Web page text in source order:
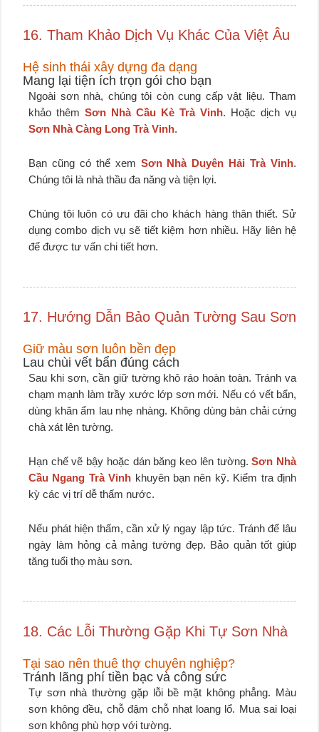
16. Tham Khảo Dịch Vụ Khác Của Việt Âu
Hệ sinh thái xây dựng đa dạng
Mang lại tiện ích trọn gói cho bạn
Ngoài sơn nhà, chúng tôi còn cung cấp vật liệu. Tham
khảo thêm Sơn Nhà Cầu Kè Trà Vinh. Hoặc dịch vụ
Sơn Nhà Càng Long Trà Vinh.
Bạn cũng có thể xem Sơn Nhà Duyên Hải Trà Vinh.
Chúng tôi là nhà thầu đa năng và tiện lợi.
Chúng tôi luôn có ưu đãi cho khách hàng thân thiết. Sử
dụng combo dịch vụ sẽ tiết kiệm hơn nhiều. Hãy liên hệ
để được tư vấn chi tiết hơn.
17. Hướng Dẫn Bảo Quản Tường Sau Sơn
Giữ màu sơn luôn bền đẹp
Lau chùi vết bẩn đúng cách
Sau khi sơn, cần giữ tường khô ráo hoàn toàn. Tránh va
chạm mạnh làm trầy xước lớp sơn mới. Nếu có vết bẩn,
dùng khăn ẩm lau nhẹ nhàng. Không dùng bàn chải cứng
chà xát lên tường.
Hạn chế vẽ bậy hoặc dán băng keo lên tường.Sơn Nhà
Cầu Ngang Trà Vinh khuyên bạn nên kỹ. Kiểm tra định
kỳ các vị trí dễ thấm nước.
Nếu phát hiện thấm, cần xử lý ngay lập tức. Tránh để lâu
ngày làm hỏng cả mảng tường đẹp. Bảo quản tốt giúp
tăng tuổi thọ màu sơn.
18. Các Lỗi Thường Gặp Khi Tự Sơn Nhà
Tại sao nên thuê thợ chuyên nghiệp?
Tránh lãng phí tiền bạc và công sức
Tự sơn nhà thường gặp lỗi bề mặt không phẳng. Màu
sơn không đều, chỗ đậm chỗ nhạt loang lổ. Mua sai loại
sơn không phù hợp với tường.